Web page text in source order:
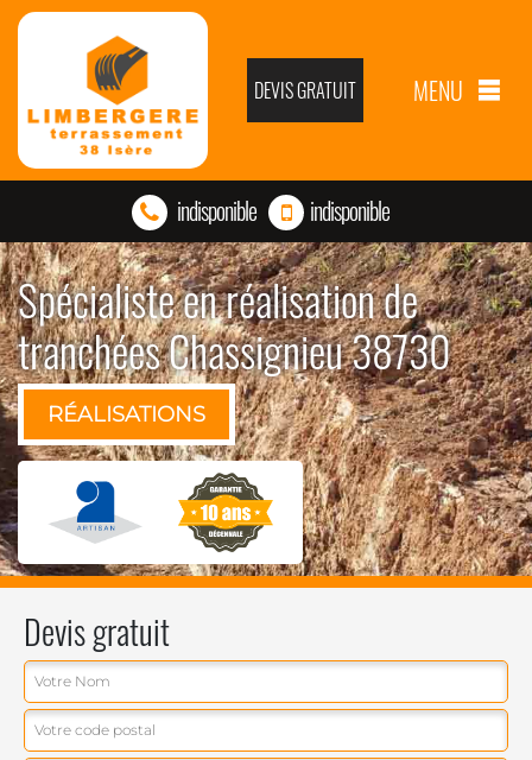
DEVIS GRATUIT MENU
indisponible indisponible
Spécialiste en réalisation de
tranchées Chassignieu 38730
RÉALISATIONS
Devis gratuit